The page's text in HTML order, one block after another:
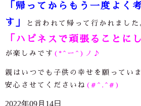
「帰ってからもう一度よく
す」
と言われて帰って行かれました
「ハピネスで頑張ることに
が楽しみです (*^ー^)ノ♪
親はいつでも子供の幸せを願ってい
安心させてくださいね (#^.^#)
2022年09月14日